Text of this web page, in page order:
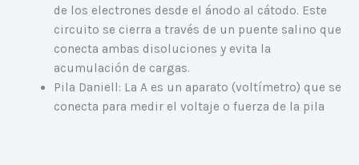
de los electrones desde el ánodo al cátodo. Este
circuito se cierra a través de un puente salino que
conecta ambas disoluciones y evita la
acumulación de cargas.
Pila Daniell: La A es un aparato (voltímetro) que se
conecta para medir el voltaje o fuerza de la pila